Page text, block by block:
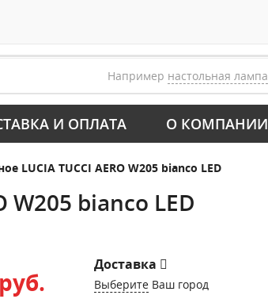
Например настольная лампа
И ОПЛАТА О КОМПАНИИ
LUCIA TUCCI AERO W205 bianco LED
W205 bianco LED
Доставка
Выберите Ваш город